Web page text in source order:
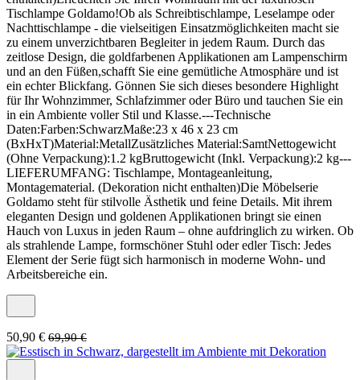
Tischlampe Goldamo!Ob als Schreibtischlampe, Leselampe oder
Nachttischlampe - die vielseitigen Einsatzmöglichkeiten macht sie
zu einem unverzichtbaren Begleiter in jedem Raum. Durch das
zeitlose Design, die goldfarbenen Applikationen am Lampenschirm
und an den Füßen,schafft Sie eine gemütliche Atmosphäre und ist
ein echter Blickfang. Gönnen Sie sich dieses besondere Highlight
für Ihr Wohnzimmer, Schlafzimmer oder Büro und tauchen Sie ein
in ein Ambiente voller Stil und Klasse.---Technische
Daten:Farben:SchwarzMaße:23 x 46 x 23 cm
(BxHxT)Material:MetallZusätzliches Material:SamtNettogewicht
(Ohne Verpackung):1.2 kgBruttogewicht (Inkl. Verpackung):2 kg---
LIEFERUMFANG: Tischlampe, Montageanleitung,
Montagematerial. (Dekoration nicht enthalten)Die Möbelserie
Goldamo steht für stilvolle Ästhetik und feine Details. Mit ihrem
eleganten Design und goldenen Applikationen bringt sie einen
Hauch von Luxus in jeden Raum – ohne aufdringlich zu wirken. Ob
als strahlende Lampe, formschöner Stuhl oder edler Tisch: Jedes
Element der Serie fügt sich harmonisch in moderne Wohn- und
Arbeitsbereiche ein.
50,90 € 69,90 €